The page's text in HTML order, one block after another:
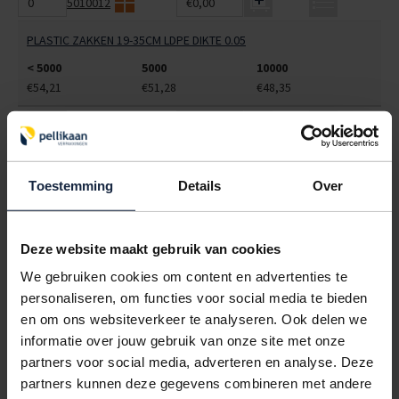
Toestemming Details Over
Deze website maakt gebruik van cookies
We gebruiken cookies om content en advertenties te
personaliseren, om functies voor social media te bieden
en om ons websiteverkeer te analyseren. Ook delen we
informatie over jouw gebruik van onze site met onze
partners voor social media, adverteren en analyse. Deze
partners kunnen deze gegevens combineren met andere
PLASTIC ZAKKEN 19-35CM LDPE DIKTE 0.05
< 5000
5000
10000
€54,21
€51,28 €48,35
PLASTIC ZAKKEN 24-35CM LDPE DIKTE 0.05
< 5000
€54,15
€50,96 €47,78
5010015 €0,00
PLASTIC ZAKKEN 32-42CM LDPE DIKTE 0.05
5000
10000
5010025 €0,00